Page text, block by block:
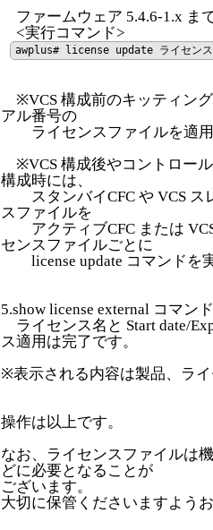
ファームウェア 5.4.6-1.x ま
<実行コマンド>
awplus# license update ライセンス
※VCS 構成前のキッティン
アル番号の
ライセンスファイルを適用
※VCS 構成後やコントロー
構成時には、
スタンバイCFC や VCS ス
スファイルを
アクティブCFC または
センスファイルごとに
license update コマンドを
5.show license external コマン
ライセンス名と Start date/
ス適用は完了です。
※表示される内容は製品、ラ
操作は以上です。
なお、ライセンスファイルは
どに必要となることが
ございます。
大切に保管くださいますよう